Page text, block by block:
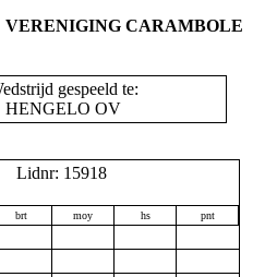
VERENIGING CARAMBOLE
gespeeld te:
HENGELO OV
Lidnr: 15918
brt moy hs pnt